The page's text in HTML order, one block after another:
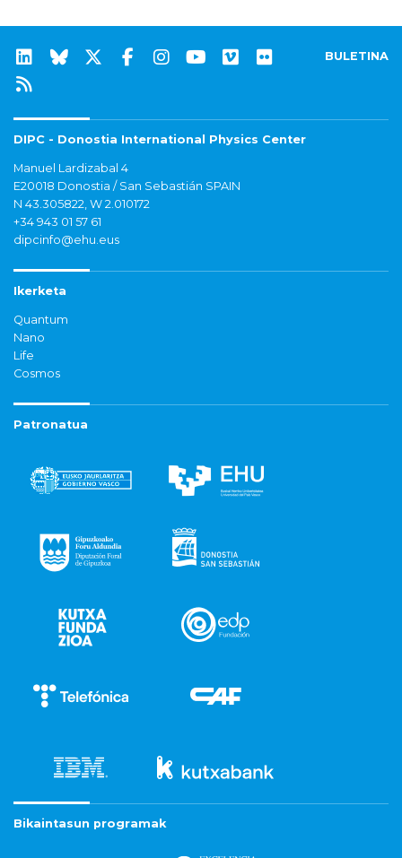
BULETINA
DIPC - Donostia International Physics Center
Manuel Lardizabal 4
E20018 Donostia / San Sebastián SPAIN
N 43.305822, W 2.010172
+34 943 01 57 61
dipcinfo@ehu.eus
Ikerketa
Quantum
Nano
Life
Cosmos
Patronatua
Bikaintasun programak